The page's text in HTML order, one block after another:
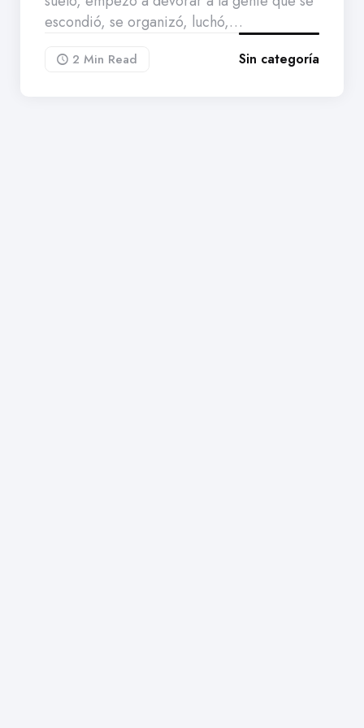
escondió, se organizó, luchó,…
2 Min Read Sin categoría